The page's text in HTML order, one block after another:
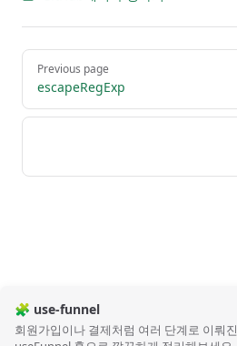
Pager
Previous page
escapeRegExp
🧩 use-funnel
회원가입이나 결제처럼 여러 단계로 이뤄